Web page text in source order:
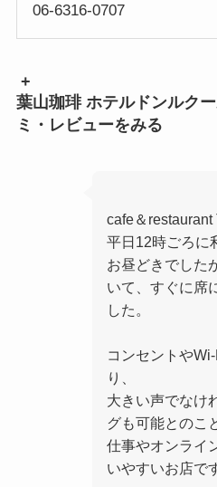
06-6316-0707
+
葉山珈琲 ホテルドンルク
ミ・レビューをみる
cafe＆restaurant
平日12時ごろに
お昼どきでした
いて、すぐに席
した。
コンセントや
り、
大きい声でなけ
グも可能とのこ
仕事やオンライ
いやすいお店で